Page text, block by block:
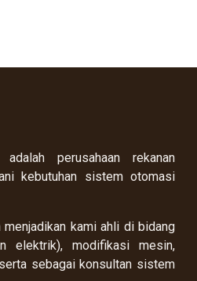
perusahaan rekanan
kebutuhan sistem otomasi
kami ahli di bidang
elektrik), modifikasi mesin,
sebagai konsultan sistem